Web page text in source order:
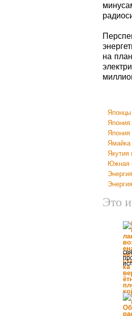
на
Японцы
Япония
Ямайка
Якутия
Южная
Это